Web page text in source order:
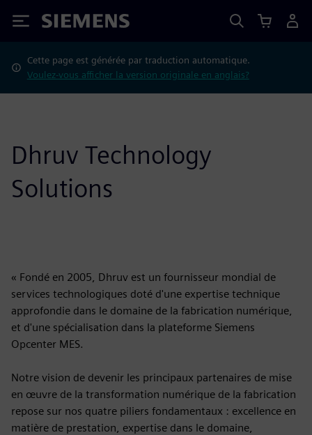
Siemens
Cette page est générée par traduction automatique.
Voulez-vous afficher la version originale en anglais?
Dhruv Technology
Solutions
« Fondé en 2005, Dhruv est un fournisseur mondial de
services technologiques doté d'une expertise technique
approfondie dans le domaine de la fabrication numérique,
et d'une spécialisation dans la plateforme Siemens
Opcenter MES.
Notre vision de devenir les principaux partenaires de mise
en œuvre de la transformation numérique de la fabrication
repose sur nos quatre piliers fondamentaux : excellence en
matière de prestation, expertise dans le domaine,